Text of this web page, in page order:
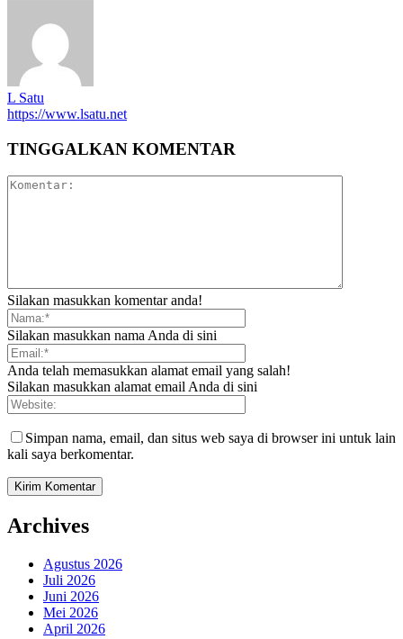
L Satu
https://www.lsatu.net
TINGGALKAN KOMENTAR
Silakan masukkan komentar anda!
Silakan masukkan nama Anda di sini
Anda telah memasukkan alamat email yang salah!
Silakan masukkan alamat email Anda di sini
Simpan nama, email, dan situs web saya di browser ini untuk lain
kali saya berkomentar.
Archives
Agustus 2026
Juli 2026
Juni 2026
Mei 2026
April 2026